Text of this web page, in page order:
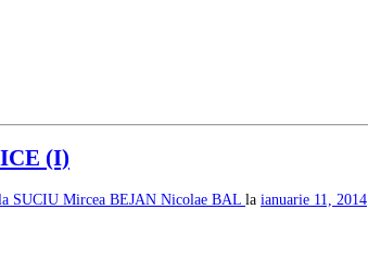
(I)
SUCIU Mircea BEJAN Nicolae BAL la ianuarie 11, 2014